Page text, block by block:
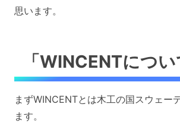
思います。
「WINCENTについ
まずWINCENTとは木工の国スウェー
ます。